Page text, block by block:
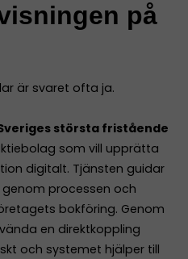
på
är svaret ofta ja.
största fristående
som vill upprätta
digitalt. Tjänsten guidar
processen och
bokföring. Genom
en direktkoppling
och systemet hjälper till